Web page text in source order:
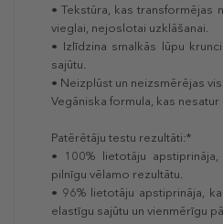
• Tekstūra, kas transformējas
vieglai, nejoslotai uzklāšanai.
• Izlīdzina smalkās lūpu
sajūtu.
• Neizplūst un neizsmērējas
Vegāniska formula, kas nesatur
Patērētāju testu rezultāti:*
• 100% lietotāju
pilnīgu vēlamo rezultātu.
• 96% lietotāju apstiprināja,
elastīgu sajūtu un vienmērīgu